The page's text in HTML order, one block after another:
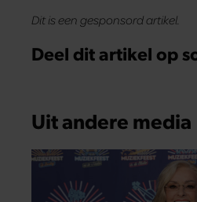
Dit is een gesponsord artikel.
Deel dit artikel op
Uit andere media